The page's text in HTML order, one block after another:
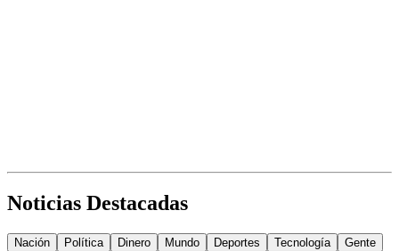
Noticias Destacadas
Nación Política Dinero Mundo Deportes Tecnología Gente